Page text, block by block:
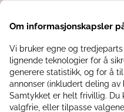
Maison"-bokstaver. Mønster
med flettet tau mellom stripene
elegant utseende. Dynetrekket
er tilgjengelig i forskjellige
farger, og kommer i en
gjenbrukbar stoffpose laget av
samme materiale. Det er også
en lavendelpose med en
forfriskende duft. Sengetøyet er
-40%
Om informasjonskapsler
Vi bruker egne og
lignende teknologier for å
generere statistikk, og for å
annonser (inkludert deling av
Samtykket er helt frivillig. Du
valgfrie, eller tilpasse